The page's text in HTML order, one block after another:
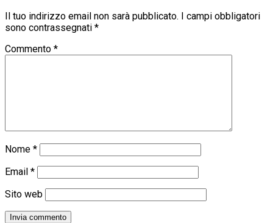
Il tuo indirizzo email non sarà pubblicato. I campi obbligatori
sono contrassegnati *
Commento *
Nome *
Email *
Sito web